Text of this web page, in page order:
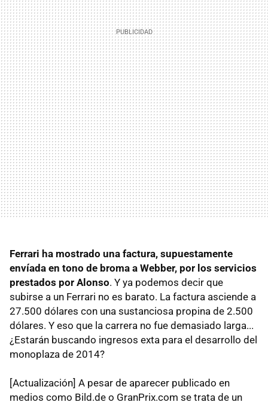
Ferrari ha mostrado una factura, supuestamente
envíada en tono de broma a Webber, por los servicios
prestados por Alonso. Y ya podemos decir que
subirse a un Ferrari no es barato. La factura asciende a
27.500 dólares con una sustanciosa propina de 2.500
dólares. Y eso que la carrera no fue demasiado larga...
¿Estarán buscando ingresos exta para el desarrollo del
monoplaza de 2014?
[Actualización] A pesar de aparecer publicado en
medios como Bild.de o GranPrix.com se trata de un